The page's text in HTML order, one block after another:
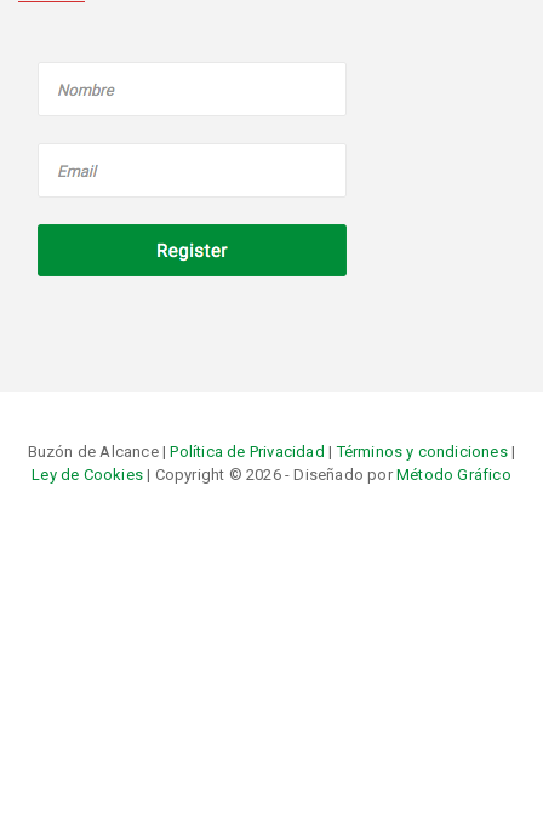
Buzón de Alcance |Política de Privacidad |Términos y condiciones|
Ley de Cookies | Copyright © 2026 - Diseñado porMétodo Gráfico